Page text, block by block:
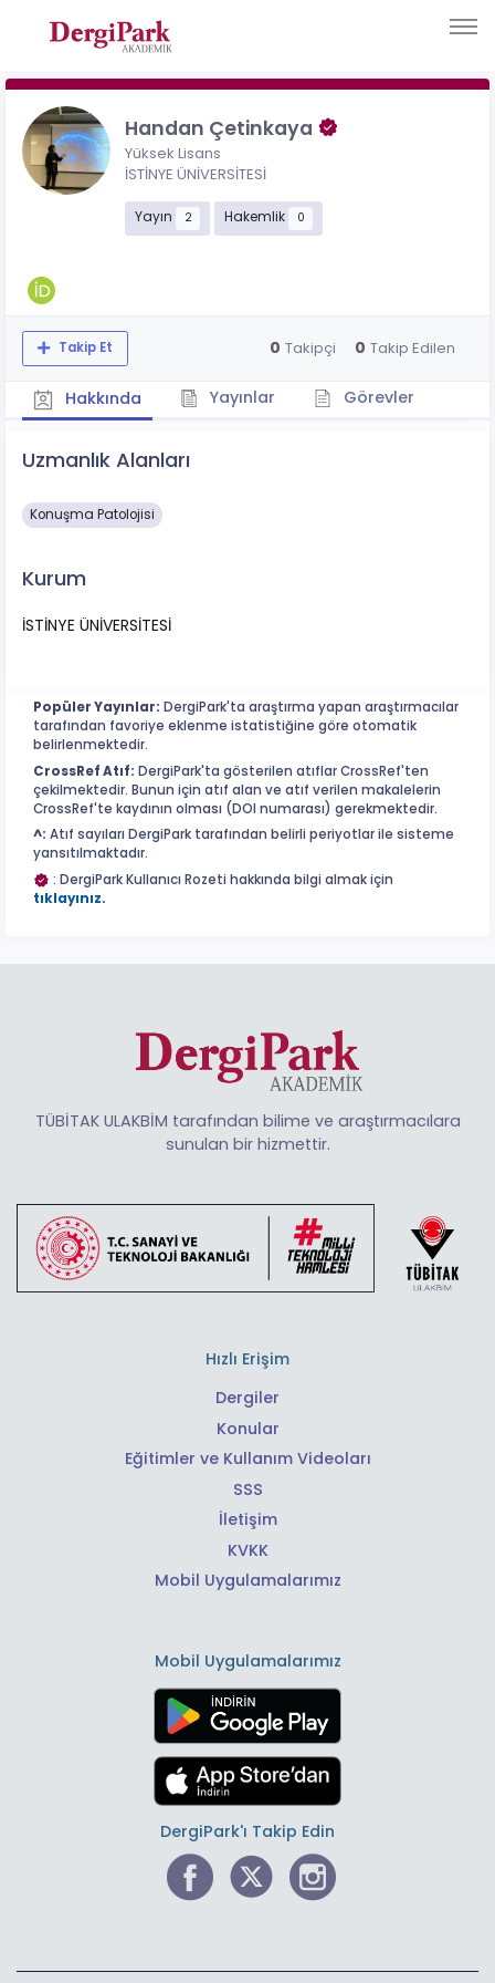
Handan Çetinkaya
Yüksek Lisans
İSTİNYE ÜNİVERSİTESİ
Yayın 2 Hakemlik 0
Takip Et 0 Takipçi 0 Takip Edilen
Hakkında Yayınlar Görevler
Uzmanlık Alanları
Konuşma Patolojisi
Kurum
İSTİNYE ÜNİVERSİTESİ
Popüler Yayınlar: DergiPark'ta araştırma yapan araştırmacılar
tarafından favoriye eklenme istatistiğine göre otomatik
belirlenmektedir.
CrossRef Atıf: DergiPark'ta gösterilen atıflar CrossRef'ten
çekilmektedir. Bunun için atıf alan ve atıf verilen makalelerin
CrossRef'te kaydının olması (DOI numarası) gerekmektedir.
^: Atıf sayıları DergiPark tarafından belirli periyotlar ile sisteme
yansıtılmaktadır.
: DergiPark Kullanıcı Rozeti hakkında bilgi almak için
tıklayınız.
TÜBİTAK ULAKBİM tarafından bilime ve araştırmacılara
sunulan bir hizmettir.
Hızlı Erişim
Dergiler
Konular
Eğitimler ve Kullanım Videoları
SSS
İletişim
KVKK
Mobil Uygulamalarımız
Mobil Uygulamalarımız
DergiPark'ı Takip Edin